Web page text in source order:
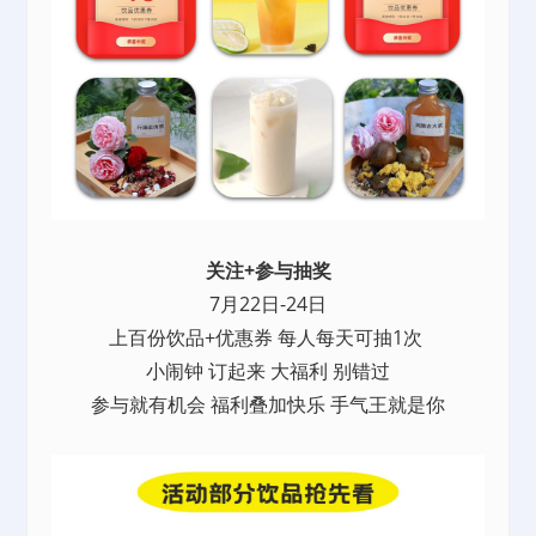
关注+参与抽奖
7月22日-24日
上百份饮品+优惠券 每人每天可抽1次
小闹钟 订起来 大福利 别错过
参与就有机会 福利叠加快乐 手气王就是你